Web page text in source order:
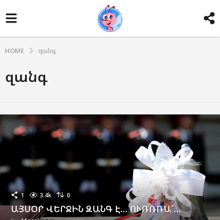
HOME զանգ
զանգ
1 3.4k 0
ԱՅՍՕՐ ՎԵՐՋԻՆ ԶԱՆԳ Է… ՈՒՌՌՌԱ՜…